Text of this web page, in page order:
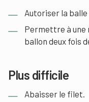
Autoriser la balle
Permettre à une
ballon deux fois
Plus difficile
Abaisser le filet.